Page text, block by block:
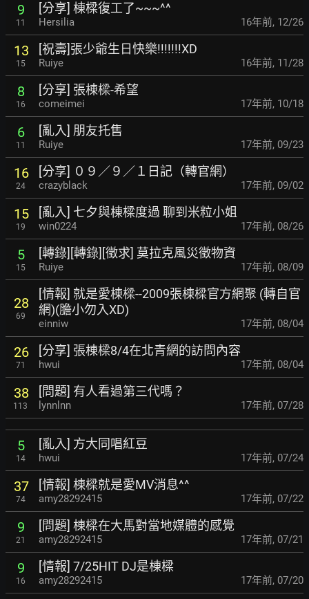
9
11
[分享] 棟樑復工了~~~^^
Hersilia 16年前, 12/26
13
15
[祝壽]張少爺生日快樂!!!!!!!XD
Ruiye 16年前, 11/28
8
16
[分享] 張棟樑-希望
comeimei 17年前, 10/18
6
11
[亂入] 朋友托售
Ruiye 17年前, 09/23
16
24
[分享] ０９／９／１日記（轉官網）
crazyblack 17年前, 09/02
15
19
[亂入] 七夕與棟樑度過 聊到米粒小姐
win0224 17年前, 08/26
5
15
[轉錄][轉錄][徵求] 莫拉克風災徵物資
Ruiye 17年前, 08/09
28
69
[情報] 就是愛棟樑--2009張棟樑官方網聚 (轉自官
網)(膽小勿入XD)
einniw 17年前, 08/04
26
71
[分享] 張棟樑8/4在北青網的訪問內容
hwui 17年前, 08/04
38
113
[問題] 有人看過第三代嗎？
lynnlnn 17年前, 07/28
5
14
[亂入] 方大同唱紅豆
hwui 17年前, 07/24
37
74
[情報] 棟樑就是愛MV消息^^
amy28292415 17年前, 07/22
9
21
[問題] 棟樑在大馬對當地媒體的感覺
amy28292415 17年前, 07/21
9
16
[情報] 7/25HIT DJ是棟樑
amy28292415 17年前, 07/20